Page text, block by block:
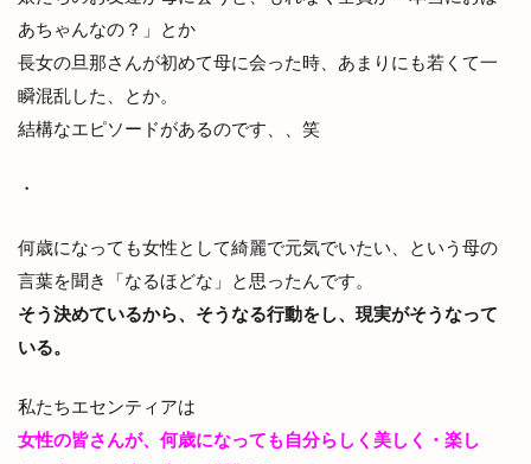
あちゃんなの？」とか
長女の旦那さんが初めて母に会った時、あまりにも若くて一
瞬混乱した、とか。
結構なエピソードがあるのです、、笑
・
何歳になっても女性として綺麗で元気でいたい、という母の
言葉を聞き「なるほどな」と思ったんです。
そう決めているから、そうなる行動をし、現実がそうなって
いる。
私たちエセンティアは
女性の皆さんが、何歳になっても自分らしく美しく・楽し